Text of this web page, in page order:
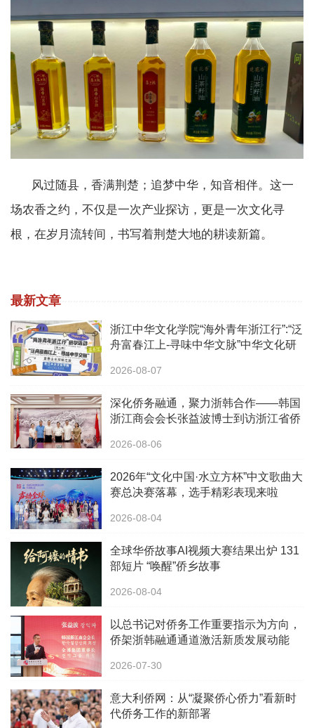
风过随县，香满荆楚；追梦中华，知音相伴。这一
场农香之约，不仅是一次产业探访，更是一次文化寻
根，在岁月流转间，书写着荆楚大地的耕读新篇。
最新文章
浙江中华文化学院“海外青年浙江行”:“泛
舟富春江上-寻味中华文脉”中华文化研
2026-08-07
深化侨务融通，聚力浙韩合作——韩国
浙江商会会长张益波博士到访浙江省侨
2026-08-06
2026年“文化中国·水立方杯”中文歌曲大
赛总决赛落幕，选手精彩表现来啦
2026-08-04
全球华侨故事AI视频大赛结果出炉 131
部短片 “唤醒”侨乡故事
2026-08-04
以总书记对侨务工作重要指示为方向，
侨架浙韩融通通道激活新质发展动能
2026-07-30
意大利侨网：从“凝聚侨心侨力”看新时
代侨务工作的新部署